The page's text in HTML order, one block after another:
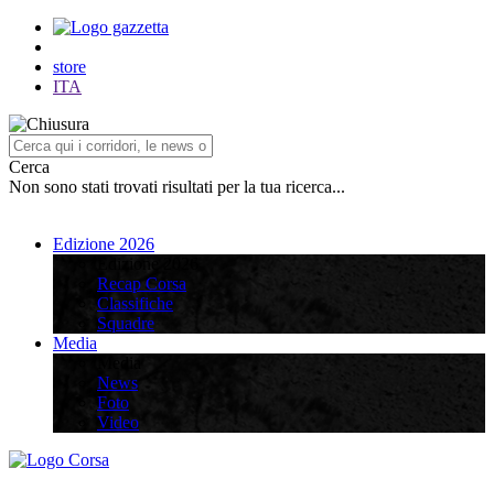
store
ITA
Cerca
Non sono stati trovati risultati per la tua ricerca...
Edizione 2026
Recap Corsa
Classifiche
Squadre
Media
News
Foto
Video